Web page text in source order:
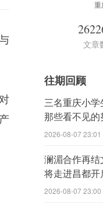
重
文章
往期回顾
三名重庆小
那些看不见的
2026-08-07 23:01
澜湄合作再结
将走进昌都开
2026-08-07 23:00